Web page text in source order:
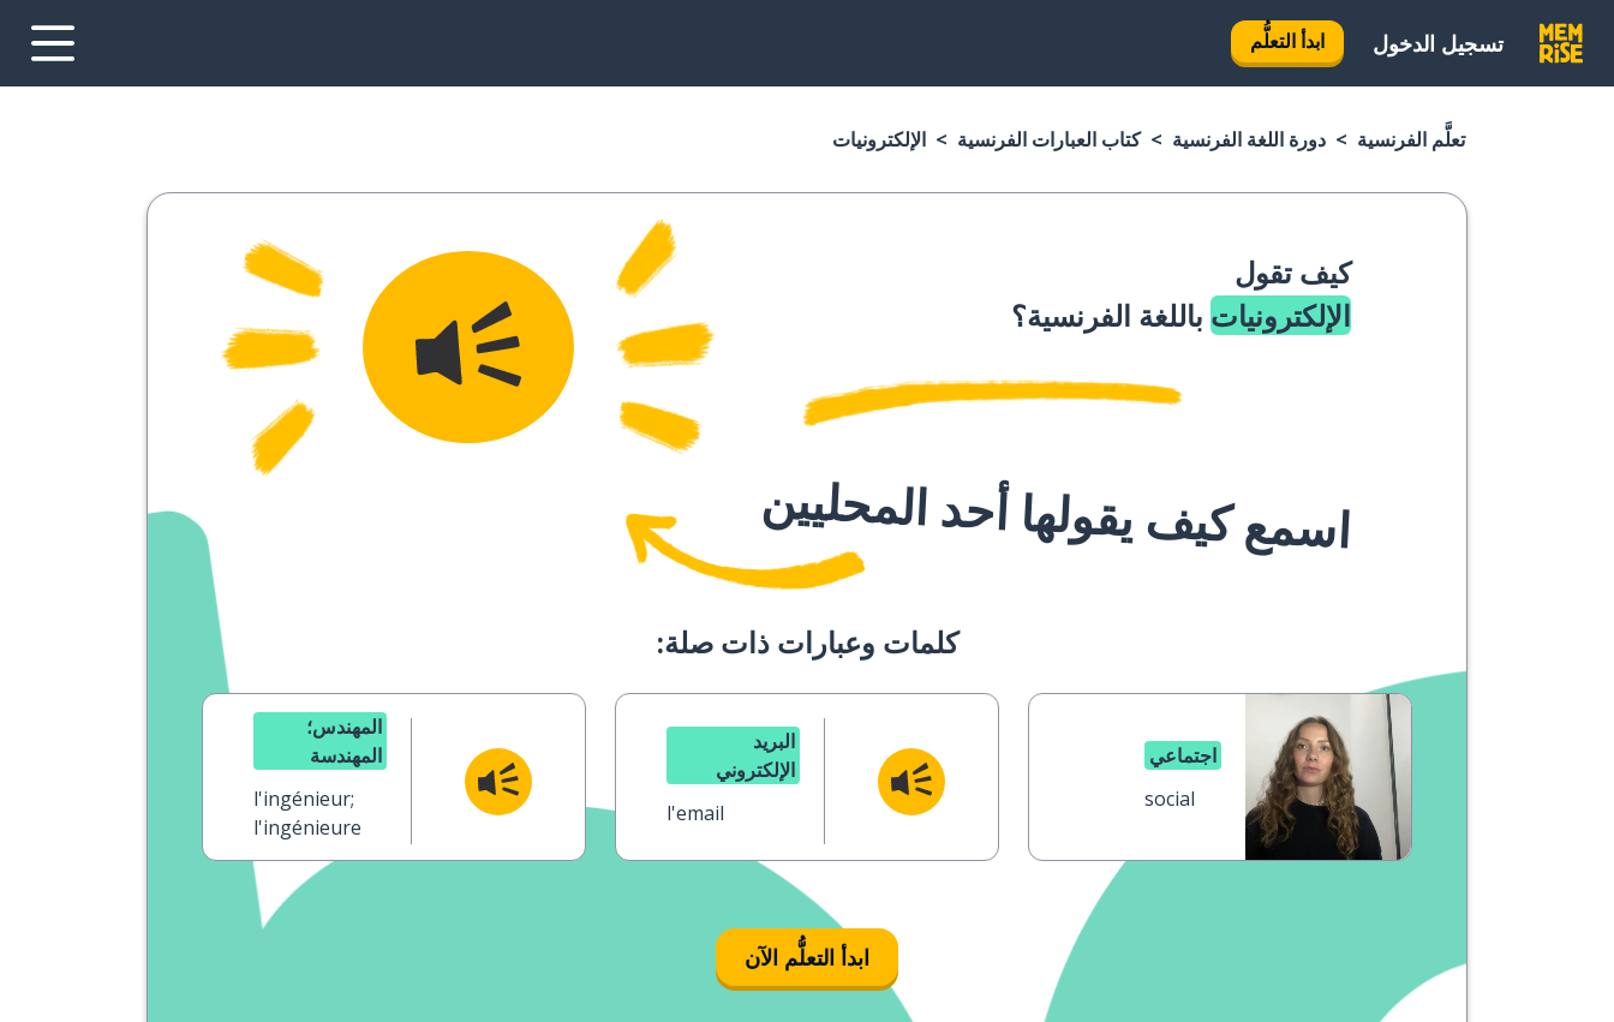
تسجيل الدخول ابدأ التعلُّم
تعلَّم الفرنسية دورة اللغة الفرنسية كتاب العبارات الفرنسية الإلكترونيات
كيف تقول
الإلكترونيات باللغة الفرنسية؟
اسمع كيف يقولها أحد المحليين
كلمات وعبارات ذات صلة:
اجتماعي
social
البريد
الإلكتروني
l'email
المهندس؛
المهندسة
l'ingénieur;
l'ingénieure
ابدأ التعلُّم الآن